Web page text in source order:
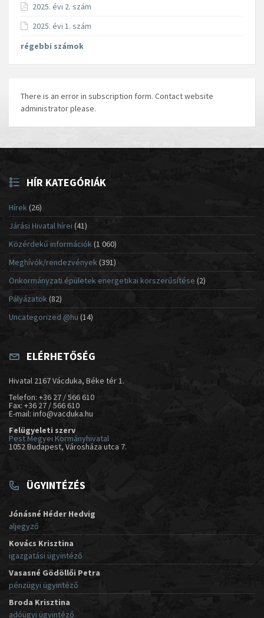
2025. évi 2. szám
2025. évi 1. szám
régebbi számok
There is an error in subscription form. Contact website
administrator please.
HÍR KATEGÓRIÁK
Hírek(26)
Járási Hivatal hírei (41)
Közérdekű információk(1 060)
Meghívók/rendezvények (391)
Önkormányzati épületek energetikai korszerűsítése (2)
Pályázatok (82)
Uncategorized @hu (14)
ELÉRHETŐSÉG
Hivatal 2167 Vácduka, Béke tér 1.
Telefon: +36 27 / 566 610
Fax: +36 27 / 566 610
E-mail: info@vacduka.hu
Felügyeleti szerv
Pest Megyei Kormányhivatal
1052 Budapest, Városháza utca 7.
ÜGYINTÉZÉS
Jónásné Héder Hedvig
aljegyző
Kovács Krisztina
igazgatási ügyintéző
Vasasné Gödöllői Petra
pénzügyi ügyintéző
Broda Krisztina
adóügyi ügyintéző